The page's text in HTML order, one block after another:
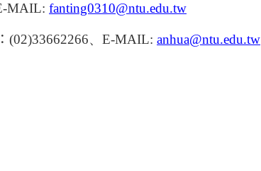
MAIL: fanting0310@ntu.edu.tw
： (02)33662266、 E-MAIL: anhua@ntu.edu.tw